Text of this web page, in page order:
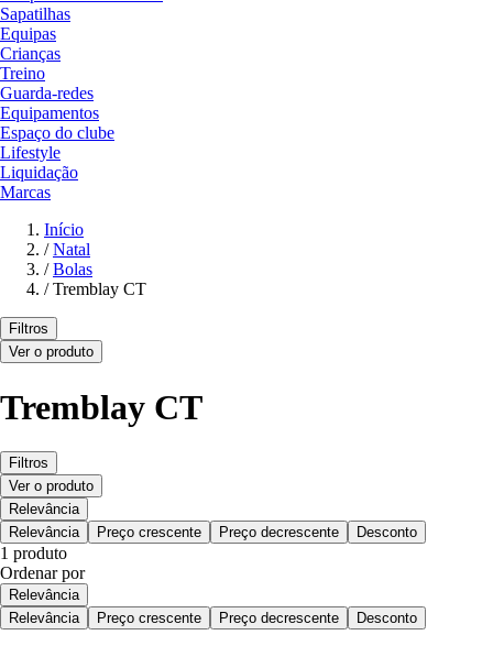
Sapatilhas
Equipas
Crianças
Treino
Guarda-redes
Equipamentos
Espaço do clube
Lifestyle
Liquidação
Marcas
Início
/ Natal
/ Bolas
/ Tremblay CT
Filtros
Ver o produto
Tremblay CT
Filtros
Ver o produto
Relevância
Relevância
Preço crescente Preço decrescente Desconto
1 produto
Ordenar por
Relevância
Relevância
Preço crescente Preço decrescente Desconto